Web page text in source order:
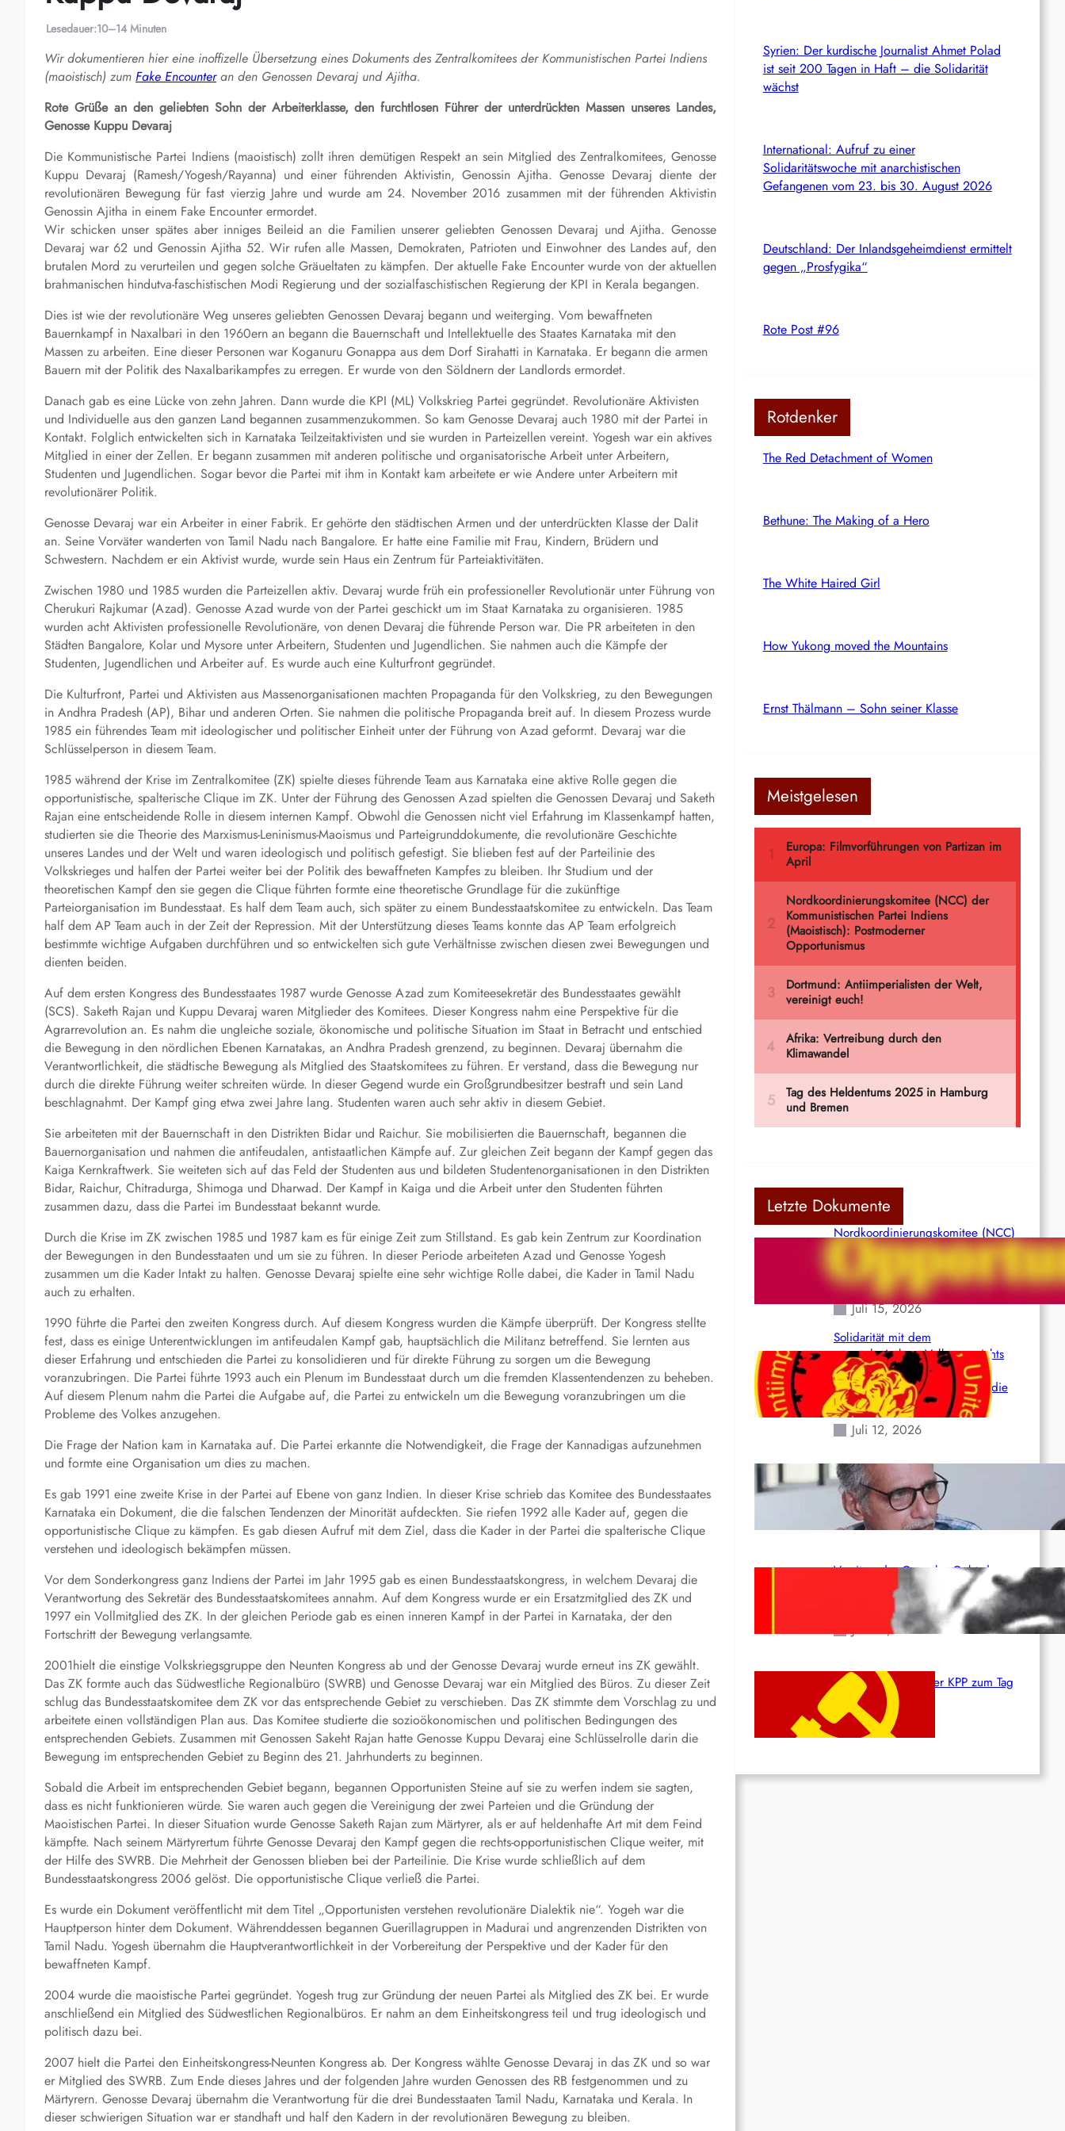
Lesedauer:10–14 Minuten
Wir dokumentieren hier eine inoffizelle Übersetzung eines Dokuments des Zentralkomitees der Kommunistischen Partei Indiens
(maoistisch) zum Fake Encounteran den Genossen Devaraj und Ajitha.
Rote Grüße an den geliebten Sohn der Arbeiterklasse, den furchtlosen Führer der unterdrückten Massen unseres Landes,
Genosse Kuppu Devaraj
Die Kommunistische Partei Indiens (maoistisch) zollt ihren demütigen Respekt an sein Mitglied des Zentralkomitees, Genosse
Kuppu Devaraj (Ramesh/Yogesh/Rayanna) und einer führenden Aktivistin, Genossin Ajitha. Genosse Devaraj diente der
revolutionären Bewegung für fast vierzig Jahre und wurde am 24. November 2016 zusammen mit der führenden Aktivistin
Genossin Ajitha in einem Fake Encounter ermordet.
Wir schicken unser spätes aber inniges Beileid an die Familien unserer geliebten Genossen Devaraj und Ajitha. Genosse
Devaraj war 62 und Genossin Ajitha 52. Wir rufen alle Massen, Demokraten, Patrioten und Einwohner des Landes auf, den
brutalen Mord zu verurteilen und gegen solche Gräueltaten zu kämpfen. Der aktuelle Fake Encounter wurde von der aktuellen
brahmanischen hindutva-faschistischen Modi Regierung und der sozialfaschistischen Regierung der KPI in Kerala begangen.
Dies ist wie der revolutionäre Weg unseres geliebten Genossen Devaraj begann und weiterging. Vom bewaffneten
Bauernkampf in Naxalbari in den 1960ern an begann die Bauernschaft und Intellektuelle des Staates Karnataka mit den
Massen zu arbeiten. Eine dieser Personen war Koganuru Gonappa aus dem Dorf Sirahatti in Karnataka. Er begann die armen
Bauern mit der Politik des Naxalbarikampfes zu erregen. Er wurde von den Söldnern der Landlords ermordet.
Danach gab es eine Lücke von zehn Jahren. Dann wurde die KPI (ML) Volkskrieg Partei gegründet. Revolutionäre Aktivisten
und Individuelle aus den ganzen Land begannen zusammenzukommen. So kam Genosse Devaraj auch 1980 mit der Partei in
Kontakt. Folglich entwickelten sich in Karnataka Teilzeitaktivisten und sie wurden in Parteizellen vereint. Yogesh war ein aktives
Mitglied in einer der Zellen. Er begann zusammen mit anderen politische und organisatorische Arbeit unter Arbeitern,
Studenten und Jugendlichen. Sogar bevor die Partei mit ihm in Kontakt kam arbeitete er wie Andere unter Arbeitern mit
revolutionärer Politik.
Genosse Devaraj war ein Arbeiter in einer Fabrik. Er gehörte den städtischen Armen und der unterdrückten Klasse der Dalit
an. Seine Vorväter wanderten von Tamil Nadu nach Bangalore. Er hatte eine Familie mit Frau, Kindern, Brüdern und
Schwestern. Nachdem er ein Aktivist wurde, wurde sein Haus ein Zentrum für Parteiaktivitäten.
Zwischen 1980 und 1985 wurden die Parteizellen aktiv. Devaraj wurde früh ein professioneller Revolutionär unter Führung von
Cherukuri Rajkumar (Azad). Genosse Azad wurde von der Partei geschickt um im Staat Karnataka zu organisieren. 1985
wurden acht Aktivisten professionelle Revolutionäre, von denen Devaraj die führende Person war. Die PR arbeiteten in den
Städten Bangalore, Kolar und Mysore unter Arbeitern, Studenten und Jugendlichen. Sie nahmen auch die Kämpfe der
Studenten, Jugendlichen und Arbeiter auf. Es wurde auch eine Kulturfront gegründet.
Die Kulturfront, Partei und Aktivisten aus Massenorganisationen machten Propaganda für den Volkskrieg, zu den Bewegungen
in Andhra Pradesh (AP), Bihar und anderen Orten. Sie nahmen die politische Propaganda breit auf. In diesem Prozess wurde
1985 ein führendes Team mit ideologischer und politischer Einheit unter der Führung von Azad geformt. Devaraj war die
Schlüsselperson in diesem Team.
1985 während der Krise im Zentralkomitee (ZK) spielte dieses führende Team aus Karnataka eine aktive Rolle gegen die
opportunistische, spalterische Clique im ZK. Unter der Führung des Genossen Azad spielten die Genossen Devaraj und Saketh
Rajan eine entscheidende Rolle in diesem internen Kampf. Obwohl die Genossen nicht viel Erfahrung im Klassenkampf hatten,
studierten sie die Theorie des Marxismus-Leninismus-Maoismus und Parteigrunddokumente, die revolutionäre Geschichte
unseres Landes und der Welt und waren ideologisch und politisch gefestigt. Sie blieben fest auf der Parteilinie des
Volkskrieges und halfen der Partei weiter bei der Politik des bewaffneten Kampfes zu bleiben. Ihr Studium und der
theoretischen Kampf den sie gegen die Clique führten formte eine theoretische Grundlage für die zukünftige
Parteiorganisation im Bundesstaat. Es half dem Team auch, sich später zu einem Bundesstaatskomitee zu entwickeln. Das Team
half dem AP Team auch in der Zeit der Repression. Mit der Unterstützung dieses Teams konnte das AP Team erfolgreich
bestimmte wichtige Aufgaben durchführen und so entwickelten sich gute Verhältnisse zwischen diesen zwei Bewegungen und
dienten beiden.
Auf dem ersten Kongress des Bundesstaates 1987 wurde Genosse Azad zum Komiteesekretär des Bundesstaates gewählt
(SCS). Saketh Rajan und Kuppu Devaraj waren Mitglieder des Komitees. Dieser Kongress nahm eine Perspektive für die
Agrarrevolution an. Es nahm die ungleiche soziale, ökonomische und politische Situation im Staat in Betracht und entschied
die Bewegung in den nördlichen Ebenen Karnatakas, an Andhra Pradesh grenzend, zu beginnen. Devaraj übernahm die
Verantwortlichkeit, die städtische Bewegung als Mitglied des Staatskomitees zu führen. Er verstand, dass die Bewegung nur
durch die direkte Führung weiter schreiten würde. In dieser Gegend wurde ein Großgrundbesitzer bestraft und sein Land
beschlagnahmt. Der Kampf ging etwa zwei Jahre lang. Studenten waren auch sehr aktiv in diesem Gebiet.
Sie arbeiteten mit der Bauernschaft in den Distrikten Bidar und Raichur. Sie mobilisierten die Bauernschaft, begannen die
Bauernorganisation und nahmen die antifeudalen, antistaatlichen Kämpfe auf. Zur gleichen Zeit begann der Kampf gegen das
Kaiga Kernkraftwerk. Sie weiteten sich auf das Feld der Studenten aus und bildeten Studentenorganisationen in den Distrikten
Bidar, Raichur, Chitradurga, Shimoga und Dharwad. Der Kampf in Kaiga und die Arbeit unter den Studenten führten
zusammen dazu, dass die Partei im Bundesstaat bekannt wurde.
Durch die Krise im ZK zwischen 1985 und 1987 kam es für einige Zeit zum Stillstand. Es gab kein Zentrum zur Koordination
der Bewegungen in den Bundesstaaten und um sie zu führen. In dieser Periode arbeiteten Azad und Genosse Yogesh
zusammen um die Kader Intakt zu halten. Genosse Devaraj spielte eine sehr wichtige Rolle dabei, die Kader in Tamil Nadu
auch zu erhalten.
1990 führte die Partei den zweiten Kongress durch. Auf diesem Kongress wurden die Kämpfe überprüft. Der Kongress stellte
fest, dass es einige Unterentwicklungen im antifeudalen Kampf gab, hauptsächlich die Militanz betreffend. Sie lernten aus
dieser Erfahrung und entschieden die Partei zu konsolidieren und für direkte Führung zu sorgen um die Bewegung
voranzubringen. Die Partei führte 1993 auch ein Plenum im Bundesstaat durch um die fremden Klassentendenzen zu beheben.
Auf diesem Plenum nahm die Partei die Aufgabe auf, die Partei zu entwickeln um die Bewegung voranzubringen um die
Probleme des Volkes anzugehen.
Die Frage der Nation kam in Karnataka auf. Die Partei erkannte die Notwendigkeit, die Frage der Kannadigas aufzunehmen
und formte eine Organisation um dies zu machen.
Es gab 1991 eine zweite Krise in der Partei auf Ebene von ganz Indien. In dieser Krise schrieb das Komitee des Bundesstaates
Karnataka ein Dokument, die die falschen Tendenzen der Minorität aufdeckten. Sie riefen 1992 alle Kader auf, gegen die
opportunistische Clique zu kämpfen. Es gab diesen Aufruf mit dem Ziel, dass die Kader in der Partei die spalterische Clique
verstehen und ideologisch bekämpfen müssen.
Vor dem Sonderkongress ganz Indiens der Partei im Jahr 1995 gab es einen Bundesstaatskongress, in welchem Devaraj die
Verantwortung des Sekretär des Bundesstaatskomitees annahm. Auf dem Kongress wurde er ein Ersatzmitglied des ZK und
1997 ein Vollmitglied des ZK. In der gleichen Periode gab es einen inneren Kampf in der Partei in Karnataka, der den
Fortschritt der Bewegung verlangsamte.
2001hielt die einstige Volkskriegsgruppe den Neunten Kongress ab und der Genosse Devaraj wurde erneut ins ZK gewählt.
Das ZK formte auch das Südwestliche Regionalbüro (SWRB) und Genosse Devaraj war ein Mitglied des Büros. Zu dieser Zeit
schlug das Bundesstaatskomitee dem ZK vor das entsprechende Gebiet zu verschieben. Das ZK stimmte dem Vorschlag zu und
arbeitete einen vollständigen Plan aus. Das Komitee studierte die sozioökonomischen und politischen Bedingungen des
entsprechenden Gebiets. Zusammen mit Genossen Sakeht Rajan hatte Genosse Kuppu Devaraj eine Schlüsselrolle darin die
Bewegung im entsprechenden Gebiet zu Beginn des 21. Jahrhunderts zu beginnen.
Sobald die Arbeit im entsprechenden Gebiet begann, begannen Opportunisten Steine auf sie zu werfen indem sie sagten,
dass es nicht funktionieren würde. Sie waren auch gegen die Vereinigung der zwei Parteien und die Gründung der
Maoistischen Partei. In dieser Situation wurde Genosse Saketh Rajan zum Märtyrer, als er auf heldenhafte Art mit dem Feind
kämpfte. Nach seinem Märtyrertum führte Genosse Devaraj den Kampf gegen die rechts-opportunistischen Clique weiter, mit
der Hilfe des SWRB. Die Mehrheit der Genossen blieben bei der Parteilinie. Die Krise wurde schließlich auf dem
Bundesstaatskongress 2006 gelöst. Die opportunistische Clique verließ die Partei.
Es wurde ein Dokument veröffentlicht mit dem Titel „Opportunisten verstehen revolutionäre Dialektik nie“. Yogeh war die
Hauptperson hinter dem Dokument. Währenddessen begannen Guerillagruppen in Madurai und angrenzenden Distrikten von
Tamil Nadu. Yogesh übernahm die Hauptverantwortlichkeit in der Vorbereitung der Perspektive und der Kader für den
bewaffneten Kampf.
2004 wurde die maoistische Partei gegründet. Yogesh trug zur Gründung der neuen Partei als Mitglied des ZK bei. Er wurde
anschließend ein Mitglied des Südwestlichen Regionalbüros. Er nahm an dem Einheitskongress teil und trug ideologisch und
politisch dazu bei.
2007 hielt die Partei den Einheitskongress-Neunten Kongress ab. Der Kongress wählte Genosse Devaraj in das ZK und so war
er Mitglied des SWRB. Zum Ende dieses Jahres und der folgenden Jahre wurden Genossen des RB festgenommen und zu
Märtyrern. Genosse Devaraj übernahm die Verantwortung für die drei Bundesstaaten Tamil Nadu, Karnataka und Kerala. In
dieser schwierigen Situation war er standhaft und half den Kadern in der revolutionären Bewegung zu bleiben.
Syrien: Der kurdische Journalist Ahmet Polad
ist seit 200 Tagen in Haft – die Solidarität
wächst
International: Aufruf zu einer
Solidaritätswoche mit anarchistischen
Gefangenen vom 23. bis 30. August 2026
Deutschland: Der Inlandsgeheimdienst ermittelt
gegen „Prosfygika“
Rote Post #96
Rotdenker
The Red Detachment of Women
Bethune: The Making of a Hero
The White Haired Girl
How Yukong moved the Mountains
Ernst Thälmann – Sohn seiner Klasse
Meistgelesen
Letzte Dokumente
Nordkoordinierungskomitee (NCC)
der Kommunistischen Partei Indiens
(Maoistisch): Postmoderner
Opportunismus
Juli 15, 2026
Solidarität mit dem
venezolanischem Volk angesichts
der verlorenen Leben und der
katastrophalen Situation durch die
Erdbeben des 24. Juni!
Juli 12, 2026
Indien: „Die Politik der
Kapitulation“ von K. Murali (Ajith)
Juli 1, 2026
Vorsitzender Gonzalo: Gebt das
Leben für die Partei und die
Juni 19, 2026
Beschluss des ZK der KPP zum Tag
des Heldentums
Juni 19, 2026